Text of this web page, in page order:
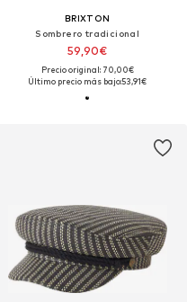
BRIXTON
Sombrero tradicional
59,90€
Precio original: 70,00€
Último precio más bajo:53,91€